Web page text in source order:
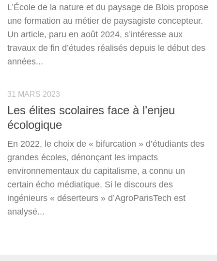
L’École de la nature et du paysage de Blois propose
une formation au métier de paysagiste concepteur.
Un article, paru en août 2024, s’intéresse aux
travaux de fin d’études réalisés depuis le début des
années...
31 MARS 2023
Les élites scolaires face à l’enjeu
écologique
En 2022, le choix de « bifurcation » d’étudiants des
grandes écoles, dénonçant les impacts
environnementaux du capitalisme, a connu un
certain écho médiatique. Si le discours des
ingénieurs « déserteurs » d’AgroParisTech est
analysé...